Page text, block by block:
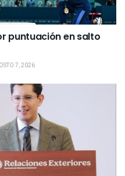
puntuación en salto
7, 2026